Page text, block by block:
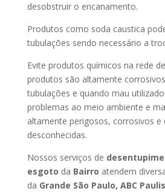
desobstruir o encanamento.
Produtos como soda caustica
tubulações sendo necessário a
Evite produtos químicos na rede
produtos são altamente
tubulações e quando mau
problemas ao meio ambiente e
altamente perigosos, corrosivos e
desconhecidas.
Nossos serviços de
esgoto da Bairro atendem
da Grande São Paulo, ABC